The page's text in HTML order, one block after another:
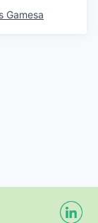
Gamesa